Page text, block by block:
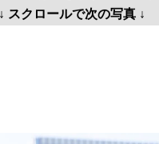
↓ スクロールで次の写真 ↓